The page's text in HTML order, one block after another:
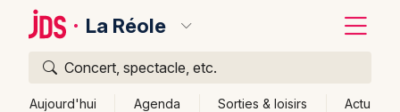
La Réole
Concert, spectacle, etc.
Aujourd'hui Agenda Sorties & loisirs Actu
Quoi ?